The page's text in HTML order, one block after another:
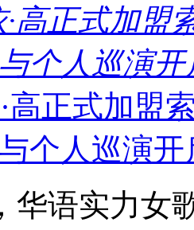
高正式加盟
与个人巡演
高正式加盟
与个人巡演
华语实力女